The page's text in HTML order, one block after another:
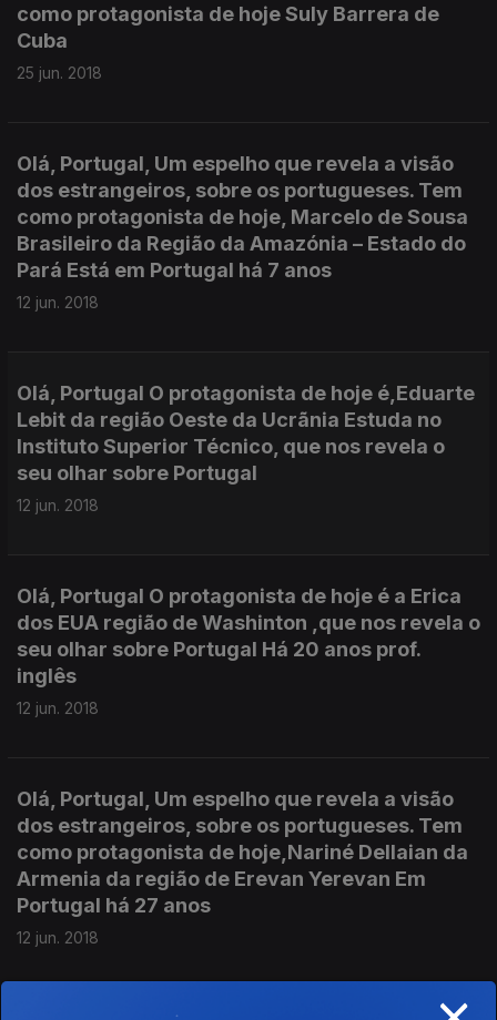
como protagonista de hoje Suly Barrera de
Cuba
25 jun. 2018
Olá, Portugal, Um espelho que revela a visão
dos estrangeiros, sobre os portugueses. Tem
como protagonista de hoje, Marcelo de Sousa
Brasileiro da Região da Amazónia – Estado do
Pará Está em Portugal há 7 anos
12 jun. 2018
Olá, Portugal O protagonista de hoje é,Eduarte
Lebit da região Oeste da Ucrãnia Estuda no
Instituto Superior Técnico, que nos revela o
seu olhar sobre Portugal
12 jun. 2018
Olá, Portugal O protagonista de hoje é a Erica
dos EUA região de Washinton ,que nos revela o
seu olhar sobre Portugal Há 20 anos prof.
inglês
12 jun. 2018
Olá, Portugal, Um espelho que revela a visão
dos estrangeiros, sobre os portugueses. Tem
como protagonista de hoje,Nariné Dellaian da
Armenia da região de Erevan Yerevan Em
Portugal há 27 anos
12 jun. 2018